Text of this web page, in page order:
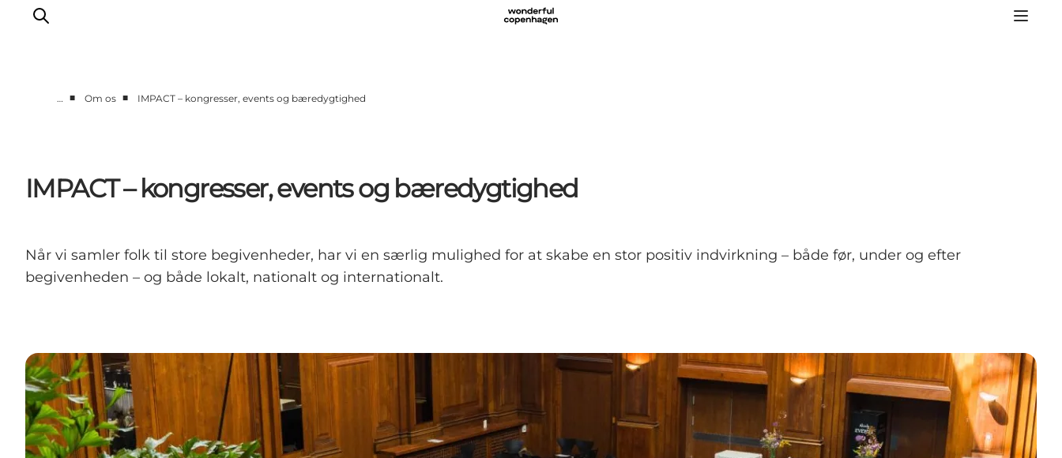
Turismeviden
Om Wonderful Copenhagen
… ■ Om os ■ IMPACT – kongresser, events og bæredygtighed
IMPACT – kongresser, events og bæredygtighed
Når vi samler folk til store begivenheder, har vi en særlig mulighed for at skabe en stor positiv indvirkning – både før, under og efter
begivenheden – og både lokalt, nationalt og internationalt.